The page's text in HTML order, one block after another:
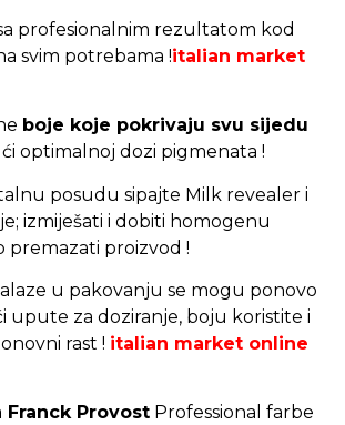
profesionalnim rezultatom kod
svim potrebama !italian market
boje koje pokrivaju svu sijedu
optimalnoj dozi pigmenata !
posudu sipajte Milk revealer i
izmiješati i dobiti homogenu
premazati proizvod !
u pakovanju se mogu ponovo
upute za doziranje, boju koristite i
rast ! italian market online
Franck Provost Professional farbe